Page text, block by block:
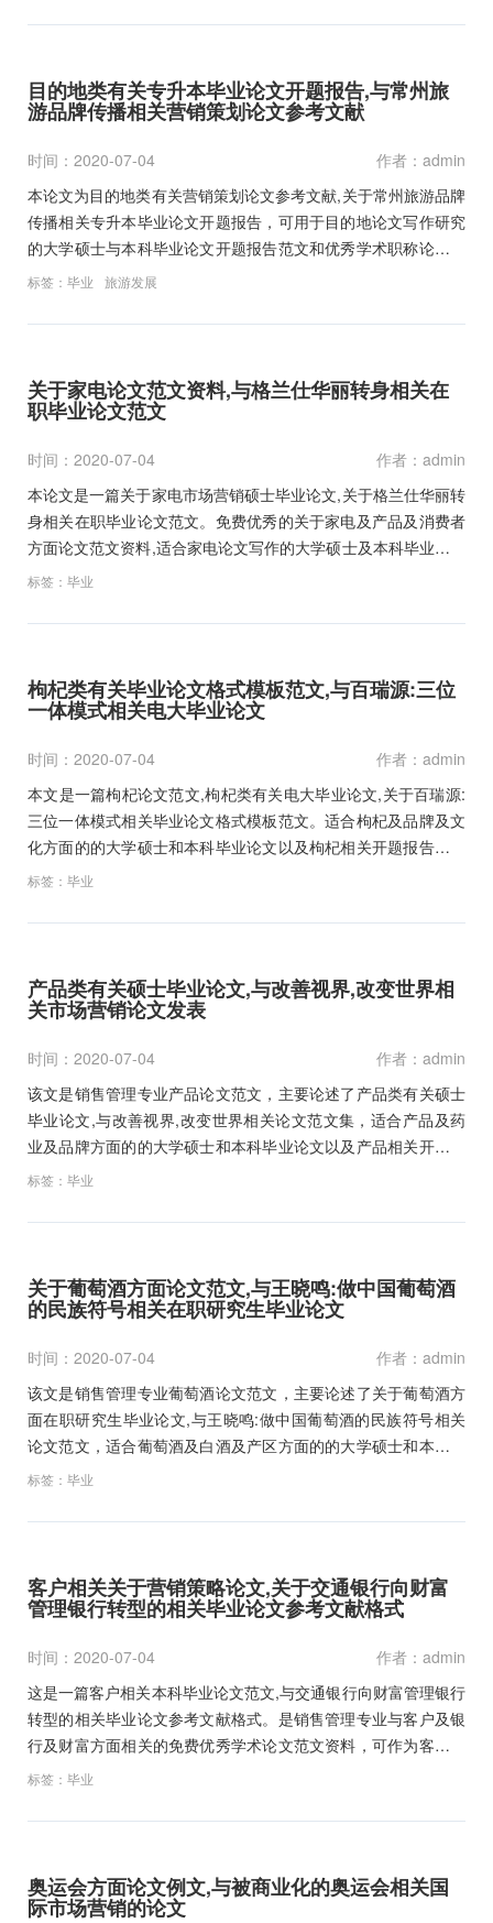
目的地类有关专升本毕业论文开题报告,与常州旅
游品牌传播相关营销策划论文参考文献
时间：2020-07-04
作者：admin
本论文为目的地类有关营销策划论文参考文献,关于常州旅游品牌
传播相关专升本毕业论文开题报告，可用于目的地论文写作研究
的大学硕士与本科毕业论文开题报告范文和优秀学术职称论文参
考文献资料下载。免费教你怎么写目的地及旅游及形象方面论文
标签： 毕业 旅游发展
关于家电论文范文资料,与格兰仕华丽转身相关在
职毕业论文范文
时间：2020-07-04
作者：admin
本论文是一篇关于家电市场营销硕士毕业论文,关于格兰仕华丽转
身相关在职毕业论文范文。免费优秀的关于家电及产品及消费者
方面论文范文资料,适合家电论文写作的大学硕士及本科毕业论文
开题报告范文和学术职称论文参考文献下载。…
标签： 毕业
枸杞类有关毕业论文格式模板范文,与百瑞源:三位
一体模式相关电大毕业论文
时间：2020-07-04
作者：admin
本文是一篇枸杞论文范文,枸杞类有关电大毕业论文,关于百瑞源:
三位一体模式相关毕业论文格式模板范文。适合枸杞及品牌及文
化方面的的大学硕士和本科毕业论文以及枸杞相关开题报告范文
和职称论文写作参考文献资料下载。…
标签： 毕业
产品类有关硕士毕业论文,与改善视界,改变世界相
关市场营销论文发表
时间：2020-07-04
作者：admin
该文是销售管理专业产品论文范文，主要论述了产品类有关硕士
毕业论文,与改善视界,改变世界相关论文范文集，适合产品及药
业及品牌方面的的大学硕士和本科毕业论文以及产品相关开题报
告范文和职称论文写作参考文献资料下载。…
标签： 毕业
关于葡萄酒方面论文范文,与王晓鸣:做中国葡萄酒
的民族符号相关在职研究生毕业论文
时间：2020-07-04
作者：admin
该文是销售管理专业葡萄酒论文范文，主要论述了关于葡萄酒方
面在职研究生毕业论文,与王晓鸣:做中国葡萄酒的民族符号相关
论文范文，适合葡萄酒及白酒及产区方面的的大学硕士和本科毕
业论文以及葡萄酒相关开题报告范文和职称论文写作参考文献资
标签： 毕业
客户相关关于营销策略论文,关于交通银行向财富
管理银行转型的相关毕业论文参考文献格式
时间：2020-07-04
作者：admin
这是一篇客户相关本科毕业论文范文,与交通银行向财富管理银行
转型的相关毕业论文参考文献格式。是销售管理专业与客户及银
行及财富方面相关的免费优秀学术论文范文资料，可作为客户方
面的大学硕士与本科毕业论文开题报告范文和职称论文论文写作
标签： 毕业
奥运会方面论文例文,与被商业化的奥运会相关国
际市场营销的论文